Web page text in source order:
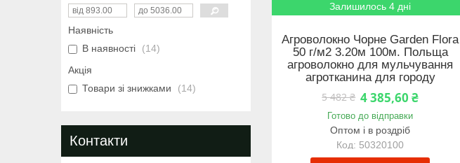
Залишилось 4 дні
Агроволокно Чорне Garden Flora
50 г/м2 3.20м 100м. Польща
агроволокно для мульчування
агротканина для городу
5 482 ₴ 4 385,60 ₴
Готово до відправки
Оптом і в роздріб
50320100
Наявність
В наявності
14
Акція
Товари зі знижками
14
Контакти